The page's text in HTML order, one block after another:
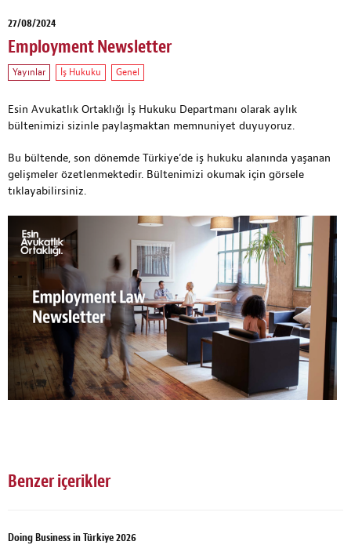
27/08/2024
Employment Newsletter
Yayınlar İş Hukuku Genel
Esin Avukatlık Ortaklığı İş Hukuku Departmanı olarak aylık
bültenimizi sizinle paylaşmaktan memnuniyet duyuyoruz.
Bu bültende, son dönemde Türkiye’de iş hukuku alanında yaşanan
gelişmeler özetlenmektedir. Bültenimizi okumak için görsele
tıklayabilirsiniz.
Benzer içerikler
Doing Business in Türkiye 2026